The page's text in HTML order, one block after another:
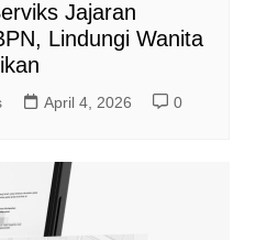
Jajaran
Lindungi Wanita
April 4, 2026 0